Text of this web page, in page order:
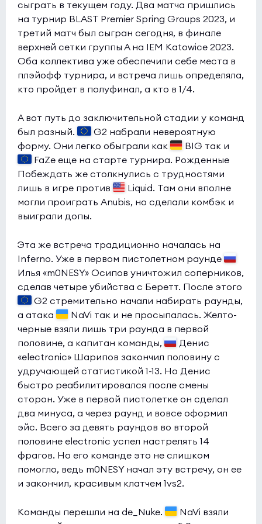
0
Galactik rebels 0
0:0
Esports World Cup 2026 Open Qualifier(bo3)
GenOne 0
lafox
0:0
Esports World Cup 2026 Open Qualifier(bo3)
INFINITE 0
Aogiri 0
Esports World Cup 2026 Open Qualifier(bo3)
1win
Esports World Cup 2026 Open Qualifier
BC.Game 0
BASEMENT BOYS 0
0:0
Esports World Cup 2026 Open Qualifier(bo3)
Giant Pandas
Betclic
Esports World Cup 2026 Open Qualifier(bo3)
HEROIC 0
REM
сыграть в текущем году. Два матча пришлись
на турнир BLAST Premier Spring Groups 2023, и
третий матч был сыгран сегодня, в финале
верхней сетки группы А на IEM Katowice 2023.
Оба коллектива уже обеспечили себе места в
плэйофф турнира, и встреча лишь определяла,
кто пройдет в полуфинал, а кто в 1/4.
А вот путь до заключительной стадии у команд
был разный.
G2 набрали невероятную
форму. Они легко обыграли как
BIG так и
FaZe еще на старте турнира. Рожденные
Побеждать же столкнулись с трудностями
лишь в игре против
Liquid. Там они вполне
могли проиграть Anubis, но сделали комбэк и
выиграли допы.
Эта же встреча традиционно началась на
Inferno. Уже в первом пистолетном раунде
Илья «m0NESY» Осипов уничтожил соперников,
сделав четыре убийства с Беретт. После этого
G2 стремительно начали набирать раунды,
а атака
NaVi так и не просыпалась. Желто-
черные взяли лишь три раунда в первой
половине, а капитан команды,
Денис
«electronic» Шарипов закончил половину с
удручающей статистикой 1-13. Но Денис
быстро реабилитировался после смены
сторон. Уже в первой пистолетке он сделал
два минуса, а через раунд и вовсе оформил
эйс. Всего за девять раундов во второй
половине electronic успел настрелять 14
фрагов. Но его команде это не слишком
помогло, ведь m0NESY начал эту встречу, он ее
и закончил, красивым клатчем 1vs2.
Команды перешли на de_Nuke.
NaVi взяли